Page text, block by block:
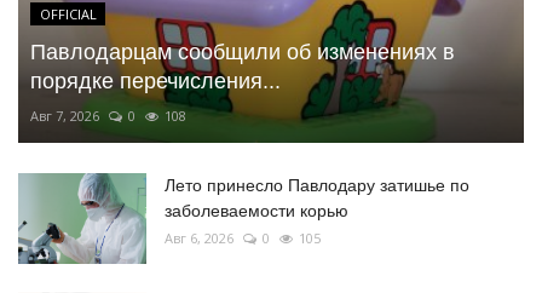
OFFICIAL
Павлодарцам сообщили об изменениях в
порядке перечисления...
Авг 7, 2026 0 108
Лето принесло Павлодару затишье по
заболеваемости корью
Авг 6, 2026 0 105